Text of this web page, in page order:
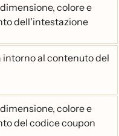
colore e
dell'intestazione
intorno al contenuto del
colore e
del codice coupon